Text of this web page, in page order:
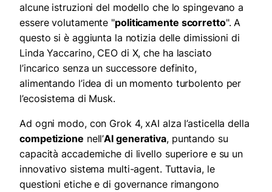
alcune istruzioni del modello che lo spingevano a
essere volutamente "politicamente scorretto". A
questo si è aggiunta la notizia delle dimissioni di
Linda Yaccarino, CEO di X, che ha lasciato
l’incarico senza un successore definito,
alimentando l’idea di un momento turbolento per
l’ecosistema di Musk.
Ad ogni modo, con Grok 4, xAI alza l’asticella della
competizione nell’AI generativa, puntando su
capacità accademiche di livello superiore e su un
innovativo sistema multi-agent. Tuttavia, le
questioni etiche e di governance rimangono